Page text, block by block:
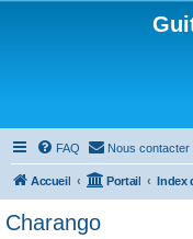
FAQ Nous contacter
Accueil Portail
Charango